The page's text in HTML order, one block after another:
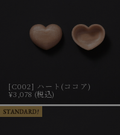
[C002] ハート(ココア)
¥3,078 (税込)